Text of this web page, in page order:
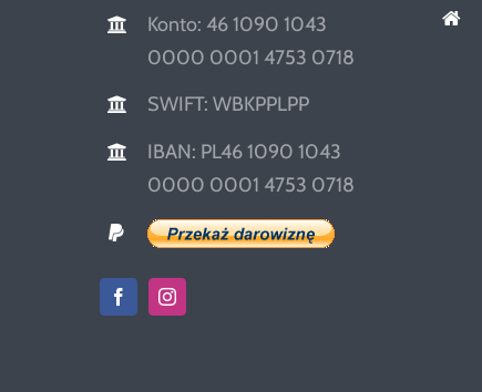
Konto: 46 1090 1043
0000 0001 4753 0718
SWIFT: WBKPPLPP
IBAN: PL46 1090 1043
0000 0001 4753 0718